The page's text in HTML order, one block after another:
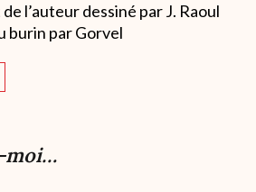
l’auteur dessiné par J. Raoul
burin par Gorvel
moi…